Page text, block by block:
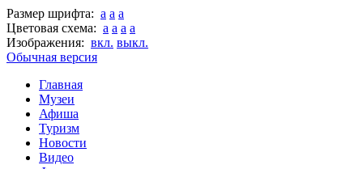
Размер шрифта: a a a
Цветовая схема: a a a a
Изображения: вкл. выкл.
Обычная версия
Главная
Музеи
Афиша
Туризм
Новости
Видео